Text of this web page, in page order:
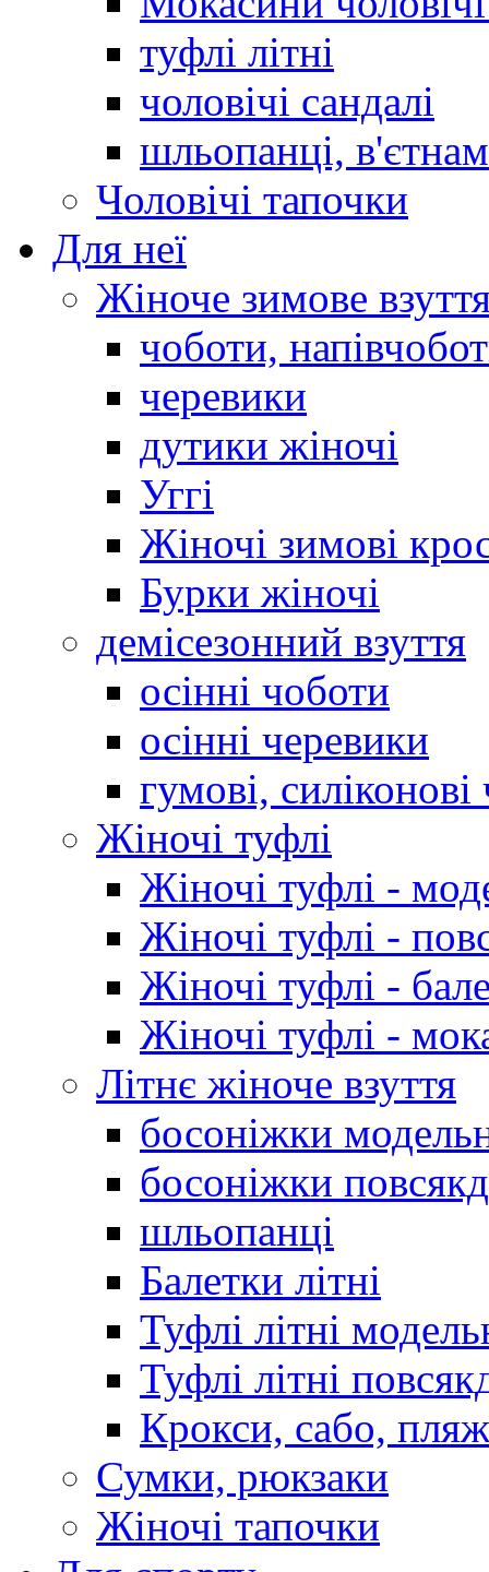
туфлі літні
чоловічі сандалі
шльопанці,
Чоловічі тапочки
Для неї
Жіноче зимове
чоботи,
черевики
дутики жіночі
Уггі
Жіночі зимові
Бурки жіночі
демісезонний взуття
осінні чоботи
осінні черевики
гумові,
Жіночі туфлі
Жіночі туфлі -
Жіночі туфлі -
Жіночі туфлі -
Жіночі туфлі -
Літнє жіноче взуття
босоніжки
босоніжки
шльопанці
Балетки літні
Туфлі літні
Туфлі літні
Крокси, сабо,
Сумки, рюкзаки
Жіночі тапочки